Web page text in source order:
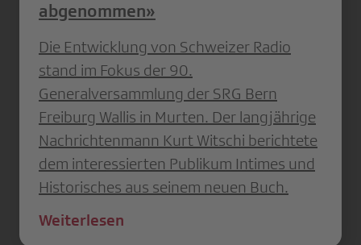
abgenommen»
Die Entwicklung von Schweizer Radio
stand im Fokus der 90.
Generalversammlung der SRG Bern
Freiburg Wallis in Murten. Der langjährige
Nachrichtenmann Kurt Witschi berichtete
dem interessierten Publikum Intimes und
Historisches aus seinem neuen Buch.
Weiterlesen